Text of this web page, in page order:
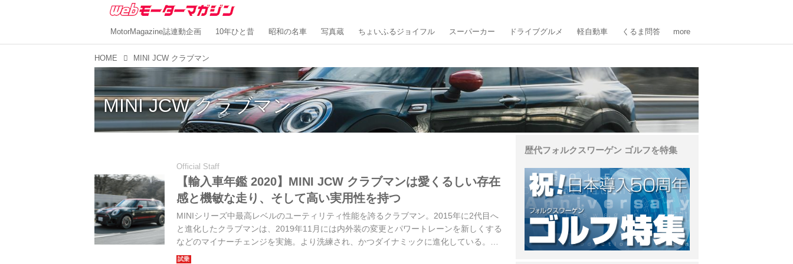
MotorMagazine誌連動企画 10年ひと昔 昭和の名車 写真蔵 ちょいふるジョイフル スーパーカー ドライブグルメ 軽自動車 くるま問答 more
HOME MINI JCW クラブマン
MINI JCW クラブマン
Official Staff
【輸入車年鑑 2020】MINI JCW クラブマンは愛くるしい存在
感と機敏な走り、そして高い実用性を持つ
MINIシリーズ中最高レベルのユーティリティ性能を誇るクラブマン。2015年に2代目へ
と進化したクラブマンは、2019年11月には内外装の変更とパワートレーンを新しくする
などのマイナーチェンジを実施。より洗練され、かつダイナミックに進化している。中
でも、そのハイパフォーマンス仕様JCW（ジョンクーパーワークス）は、サーキット走
歴代フォルクスワーゲン ゴルフを特集